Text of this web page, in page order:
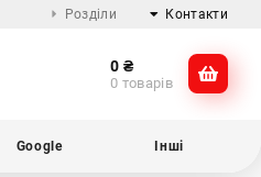
Розділи Контакти
@dikocase
0 ₴
0 товарів
Google Інші